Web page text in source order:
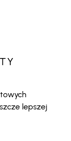
lepszej